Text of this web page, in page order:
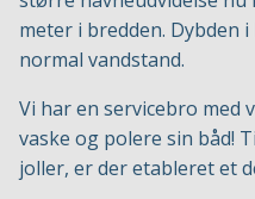
meter i bredden. Dybden
normal vandstand.
Vi har en servicebro med
vaske og polere sin båd!
joller, er der etableret et